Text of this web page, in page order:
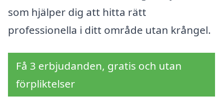
som hjälper dig att hitta rätt
professionella i ditt område utan krångel.
Få 3 erbjudanden, gratis och utan
förpliktelser